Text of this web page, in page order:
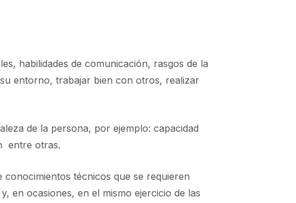
habilidades de comunicación, rasgos de la
entorno, trabajar bien con otros, realizar
de la persona, por ejemplo: capacidad
entre otras.
técnicos que se requieren
en ocasiones, en el mismo ejercicio de las